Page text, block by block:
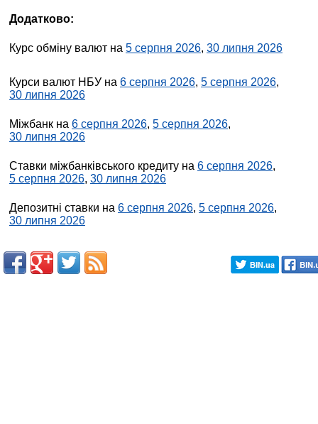
Додатково:
Курс обміну валют на 5 серпня 2026, 30 липня 2026
Курси валют НБУ на 6 серпня 2026, 5 серпня 2026,
30 липня 2026
Міжбанк на 6 серпня 2026, 5 серпня 2026,
30 липня 2026
Ставки міжбанківського кредиту на 6 серпня 2026,
5 серпня 2026, 30 липня 2026
Депозитні ставки на 6 серпня 2026, 5 серпня 2026,
30 липня 2026